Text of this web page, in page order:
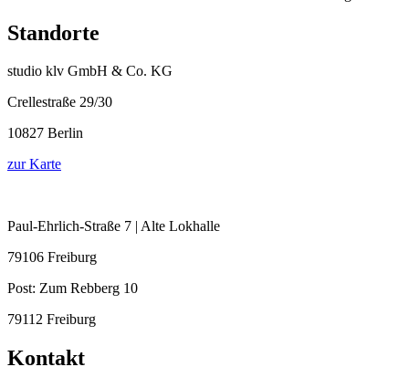
Standorte
studio klv GmbH & Co. KG
Crellestraße 29/30
10827 Berlin
zur Karte
Paul-Ehrlich-Straße 7 | Alte Lokhalle
79106 Freiburg
Post: Zum Rebberg 10
79112 Freiburg
Kontakt